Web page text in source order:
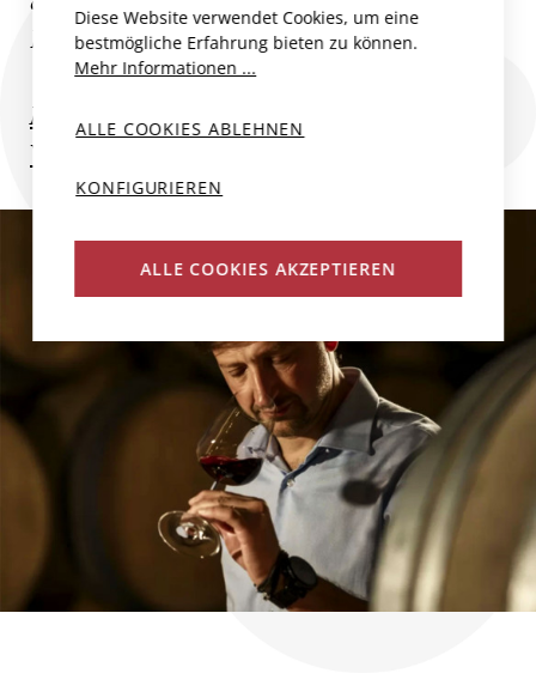
Eleganz und Vision steht. Zwischen...
Mehr zum Produzent
Weitere Weine des Produzenten
Diese Website verwendet Cookies, um eine
bestmögliche Erfahrung bieten zu können.
Mehr Informationen ...
ALLE COOKIES ABLEHNEN
KONFIGURIEREN
ALLE COOKIES AKZEPTIEREN